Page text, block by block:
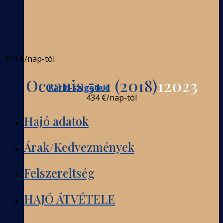
Karib-szigetek
434 €/nap-tól
Oceanis 51.1 (2018)12023
434 €/nap-tól
Hajó adatok
Árak/Kedvezmények
Felszereltség
HAJÓ ÁTVÉTELE